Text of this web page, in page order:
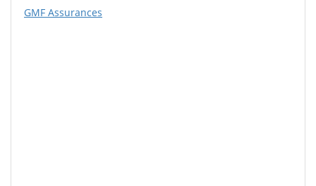
GMF Assurances